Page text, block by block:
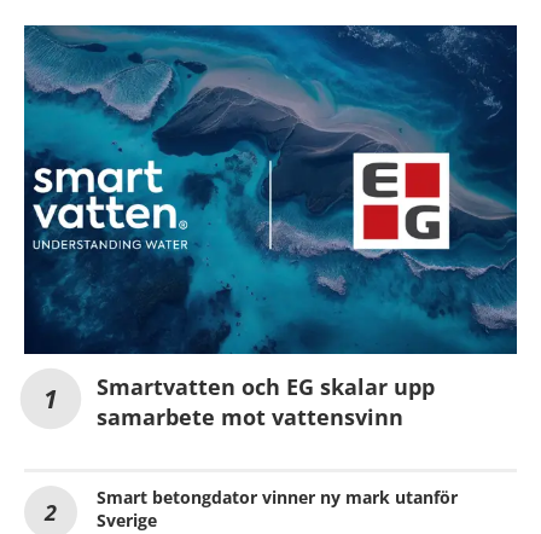
Smartvatten och EG skalar upp
samarbete mot vattensvinn
Smart betongdator vinner ny mark utanför
Sverige